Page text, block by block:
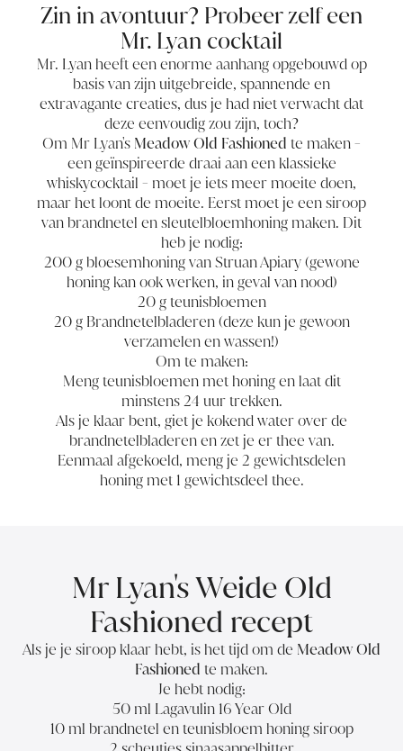
Zin in avontuur? Probeer zelf een
Mr. Lyan cocktail
Mr. Lyan heeft een enorme aanhang opgebouwd op
basis van zijn uitgebreide, spannende en
extravagante creaties, dus je had niet verwacht dat
deze eenvoudig zou zijn, toch?
Om Mr Lyan's Meadow Old Fashioned te maken-
een geïnspireerde draai aan eenklassieke
whiskycocktail - moet je iets meer moeite doen,
maar het loont de moeite. Eerst moet je een siroop
van brandnetel en sleutelbloemhoning maken. Dit
heb je nodig:
200 gbloesemhoning van Struan Apiary(gewone
honing kan ook werken, in geval van nood)
20 g teunisbloemen
20 g Brandnetelbladeren (deze kun je gewoon
verzamelen en wassen!)
Om te maken:
Meng teunisbloemen met honing en laat dit
minstens 24 uur trekken.
Als je klaar bent, giet je kokend water over de
brandnetelbladeren en zet je er thee van.
Eenmaal afgekoeld, meng je 2 gewichtsdelen
honing met 1 gewichtsdeel thee.
Mr Lyan's Weide Old
Fashioned recept
Als je je siroop klaar hebt, is het tijd om de Meadow Old
Fashioned te maken.
Je hebt nodig:
50 ml Lagavulin 16 Year Old
10 ml brandnetel en teunisbloem honing siroop